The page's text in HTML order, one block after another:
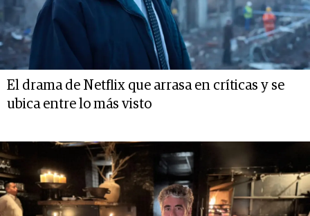
El drama de Netflix que arrasa en críticas y se
ubica entre lo más visto